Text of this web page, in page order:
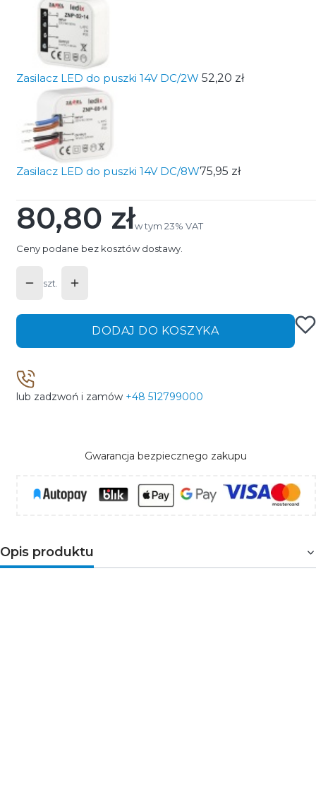
Zasilacz LED do puszki 14V DC/2W 52,20 zł
Zasilacz LED do puszki 14V DC/8W75,95 zł
Cena
80,80 złw tym 23% VAT
w tym 23% VAT
Ceny podane bez kosztów dostawy.
szt.
DODAJ DO KOSZYKA
lub zadzwoń i zamów +48 512799000
Gwarancja bezpiecznego zakupu
Opis produktu